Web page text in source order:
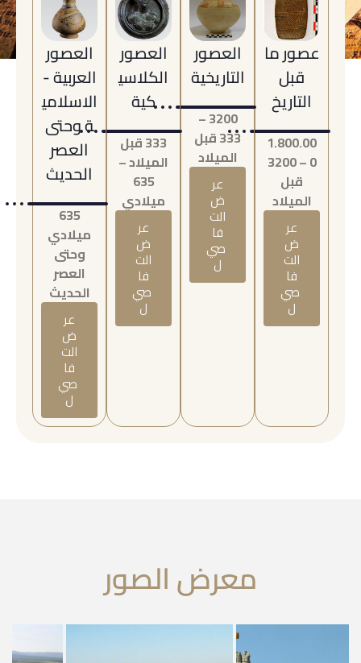
عصور ما
قبل
التاريخ
1.800.00
0 – 3200
قبل
الميلاد
عر
ض
الت
فا
صي
ل
العصور
التاريخية
3200 –
333 قبل
الميلاد
عر
ض
الت
فا
صي
ل
العصور
الكلاسي
كية
333 قبل
الميلاد –
635
ميلادي
عر
ض
الت
فا
صي
ل
العصور
العربية -
الاسلامي
ة وحتى
العصر
الحديث
635
ميلادي
وحتى
العصر
الحديث
عر
ض
الت
فا
صي
ل
معرض الصور